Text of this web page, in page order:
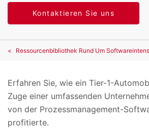
Kontaktieren Sie uns
Ressourcenbibliothek Rund Um
Erfahren Sie, wie ein Tier-1-
Zuge einer umfassenden
von der Prozessmanagement-
profitierte.